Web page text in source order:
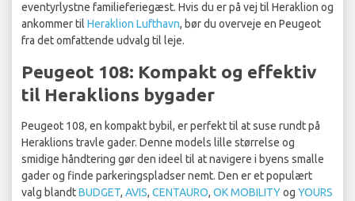
eventyrlystne familieferiegæst. Hvis du er på vej til Heraklion og
ankommer til Heraklion Lufthavn, bør du overveje en Peugeot
fra det omfattende udvalg til leje.
Peugeot 108: Kompakt og effektiv
til Heraklions bygader
Peugeot 108, en kompakt bybil, er perfekt til at suse rundt på
Heraklions travle gader. Denne models lille størrelse og
smidige håndtering gør den ideel til at navigere i byens smalle
gader og finde parkeringspladser nemt. Den er et populært
valg blandtBUDGET, AVIS, CENTAURO, OK MOBILITYog YOURS